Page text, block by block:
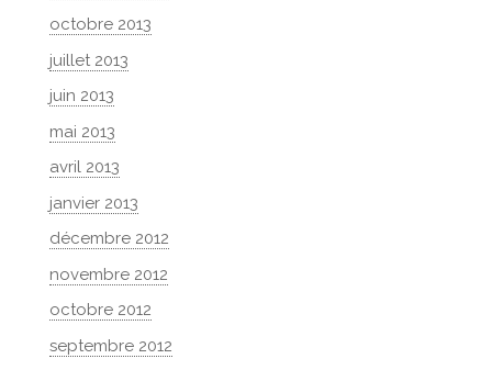
octobre 2013
juillet 2013
juin 2013
mai 2013
avril 2013
janvier 2013
décembre 2012
novembre 2012
octobre 2012
septembre 2012